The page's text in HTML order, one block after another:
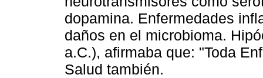
dopamina. Enfermedades
daños en el microbioma.
a.C.), afirmaba que: "Toda
Salud también.